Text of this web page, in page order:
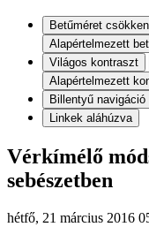
Betűméret
Alapértelmezett
Világos kontraszt
Alapértelmezett
Billentyű navigáció
Linkek aláhúzva
Vérkímélő
sebészetben
hétfő, 21 március 2016